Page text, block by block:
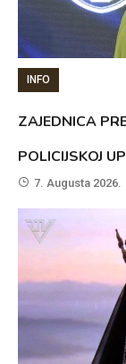
INFO
ZAJEDNICA
POLICIJSKOJ
7. Augusta 2026.